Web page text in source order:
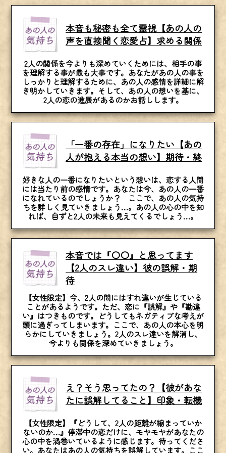
本音も秘密も全て霊視【あの人の
声を直接聞く恋愛占】求める関係
2人の関係を今よりも深めていくためには、相手の事
を理解する事が最も大事です。あなたがあの人の事を
しっかりと理解するために、あの人の感情を詳細に解
き明かしていきます。そして、あの人の想いを基に、
2人の恋の進展があるのかお話しします。
「一番の存在」になりたい【あの
人が抱える本当の想い】期待・終
好きな人の一番になりたいという想いは、恋する人間
には当たり前の感情です。あなたは今、あの人の一番
になれているのでしょうか？ ここで、あの人の気持
ちを詳しく見ていきましょう…。あの人の心の中を知
れば、自ずと2人の未来も見えてくるでしょう…。
本音では『〇〇』と思ってます
【2人のスレ違い】彼の誤解・期
待
【女性限定】今、2人の間にはすれ違いが生じている
ことがあるようです。ただ、恋に『誤解』や『勘違
い』はつきものです。どうしてもネガティブな考えが
頭に過ぎってしまいます。ここで、あの人の本心を明
らかにしていきましょう。2人のスレ違いを解消し、
今よりも関係を深めていきましょう。
え？そう思ってたの？【彼があな
たに誤解してること】印象・転機
【女性限定】『どうして、2人の距離が縮まっていか
ないのか…』停滞中の恋だけに、モヤモヤがあなたの
心の中を渦巻いているように感じます。待ってくださ
い。あなたはあの人の気持ちを誤解しています。ここ